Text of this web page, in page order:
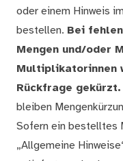
oder einem Hinweis
bestellen. Bei
Mengen und/oder
Multiplikatorinnen
Rückfrage gekürzt.
bleiben
Sofern ein bestelltes
„Allgemeine